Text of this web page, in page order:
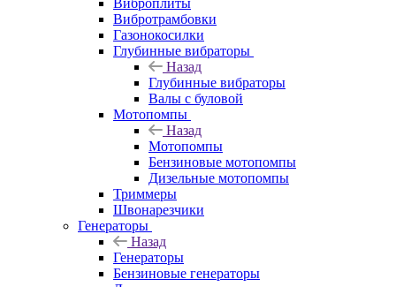
Виброплиты
Вибротрамбовки
Газонокосилки
Глубинные вибраторы
Назад
Глубинные вибраторы
Валы с буловой
Мотопомпы
Назад
Мотопомпы
Бензиновые мотопомпы
Дизельные мотопомпы
Триммеры
Швонарезчики
Генераторы
Назад
Генераторы
Бензиновые генераторы